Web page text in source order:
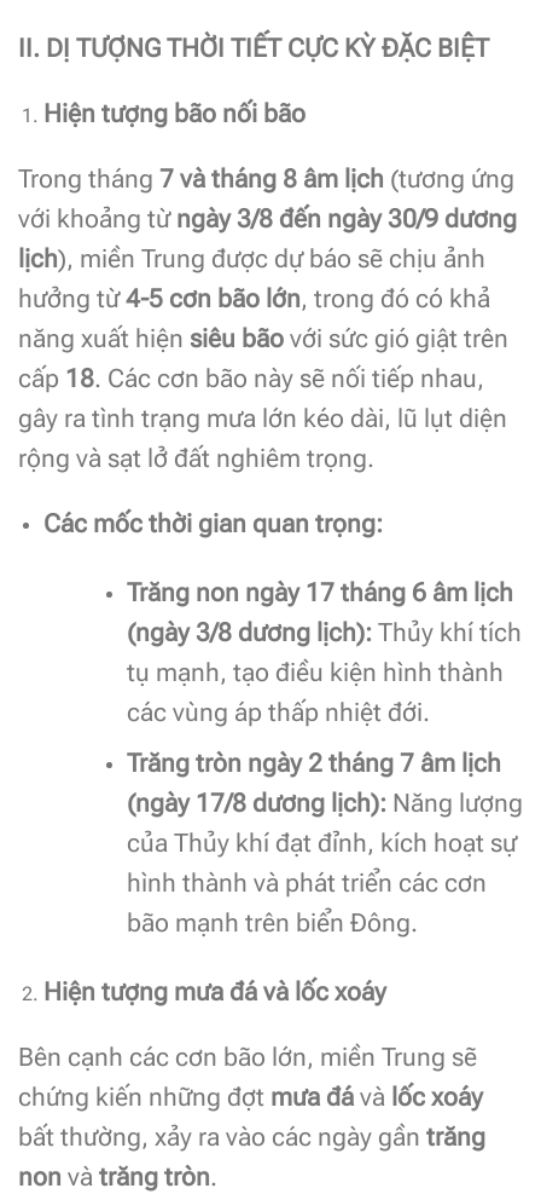
II. DỊ TƯỢNG THỜI TIẾT CỰC KỲ ĐẶC BIỆT
Hiện tượng bão nối bão
Trong tháng 7 và tháng 8 âm lịch (tương ứng
với khoảng từ ngày 3/8 đến ngày 30/9 dương
lịch), miền Trung được dự báo sẽ chịu ảnh
hưởng từ4-5 cơn bão lớn, trong đó có khả
năng xuất hiện siêu bão với sức gió giật trên
cấp 18. Các cơn bão này sẽ nối tiếp nhau,
gây ra tình trạng mưa lớn kéo dài, lũ lụt diện
rộng và sạt lở đất nghiêm trọng.
Các mốc thời gian quan trọng:
Trăng non ngày 17 tháng 6 âm lịch
(ngày 3/8 dương lịch): Thủy khí tích
tụ mạnh, tạo điều kiện hình thành
các vùng áp thấp nhiệt đới.
Trăng tròn ngày 2 tháng 7 âm lịch
(ngày 17/8 dương lịch): Năng lượng
của Thủy khí đạt đỉnh, kích hoạt sự
hình thành và phát triển các cơn
bão mạnh trên biển Đông.
Hiện tượng mưa đá và lốc xoáy
Bên cạnh các cơn bão lớn, miền Trung sẽ
chứng kiến những đợt mưa đá và lốc xoáy
bất thường, xảy ra vào các ngày gần trăng
non và trăng tròn.